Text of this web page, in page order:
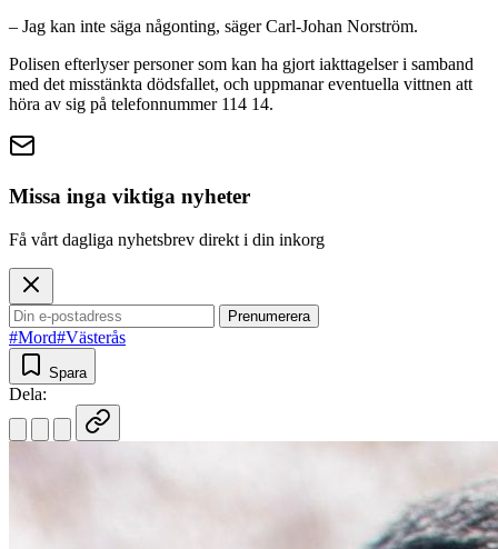
– Jag kan inte säga någonting, säger Carl-Johan Norström.
Polisen efterlyser personer som kan ha gjort iakttagelser i samband
med det misstänkta dödsfallet, och uppmanar eventuella vittnen att
höra av sig på telefonnummer 114 14.
Missa inga viktiga nyheter
Få vårt dagliga nyhetsbrev direkt i din inkorg
Prenumerera
#Mord#Västerås
Spara
Dela: